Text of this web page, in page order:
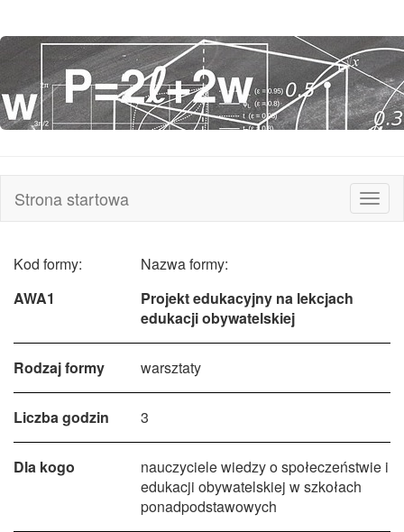
Strona startowa
Kod formy:
AWA1
Nazwa formy:
Projekt edukacyjny na lekcjach
edukacji obywatelskiej
Rodzaj formy warsztaty
Liczba godzin 3
Dla kogo
nauczyciele wiedzy o społeczeństwie i
edukacji obywatelskiej w szkołach
ponadpodstawowych